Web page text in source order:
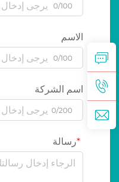
0/100
الاسم
0/100
اسم الشركة
0/200
رسالة